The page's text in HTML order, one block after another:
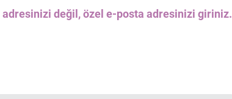
adresinizi değil, özel e-posta adresinizi giriniz.